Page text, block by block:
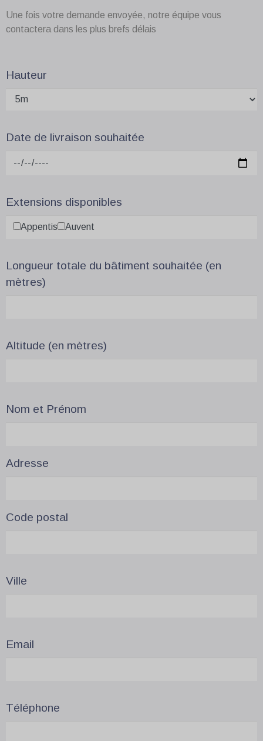
Une fois votre demande envoyée, notre équipe vous
contactera dans les plus brefs délais
Hauteur
Date de livraison souhaitée
Extensions disponibles
Appentis Auvent
Longueur totale du bâtiment souhaitée (en
mètres)
Altitude (en mètres)
Nom et Prénom
Adresse
Code postal
Ville
Email
Téléphone